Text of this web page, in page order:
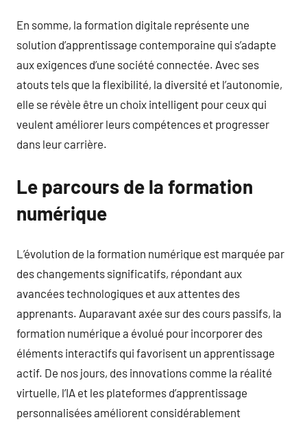
En somme, la formation digitale représente une
solution d’apprentissage contemporaine qui s’adapte
aux exigences d’une société connectée. Avec ses
atouts tels que la flexibilité, la diversité et l’autonomie,
elle se révèle être un choix intelligent pour ceux qui
veulent améliorer leurs compétences et progresser
dans leur carrière.
Le parcours de la formation
numérique
L’évolution de la formation numérique est marquée par
des changements significatifs, répondant aux
avancées technologiques et aux attentes des
apprenants. Auparavant axée sur des cours passifs, la
formation numérique a évolué pour incorporer des
éléments interactifs qui favorisent un apprentissage
actif. De nos jours, des innovations comme la réalité
virtuelle, l’IA et les plateformes d’apprentissage
personnalisées améliorent considérablement